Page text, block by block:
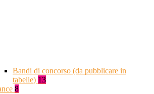
Bandi di concorso (da pubblicare in
tabelle) 13
8